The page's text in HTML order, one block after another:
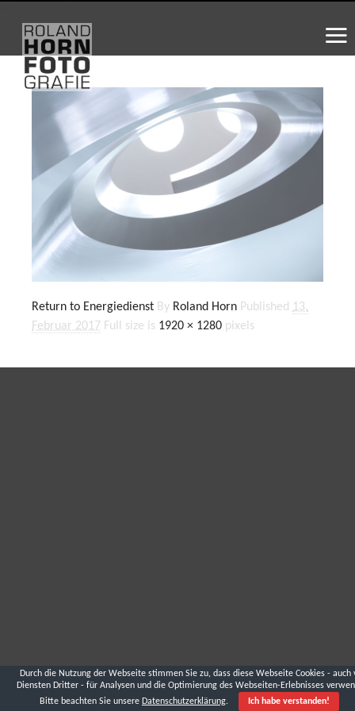
Return to Energiedienst By Roland Horn Published 13.
Februar 2017 Full size is 1920 × 1280 pixels
Durch die Nutzung der Webseite stimmen Sie zu, dass diese Webseite Cookies - auch
Diensten Dritter - für Analysen und die Optimierung des Webseiten-Erlebnisses
Bitte beachten Sie unsere Datenschutzerklärung. Ich habe verstanden!